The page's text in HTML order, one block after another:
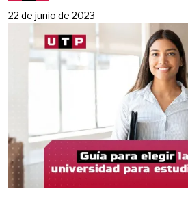
22 de junio de 2023